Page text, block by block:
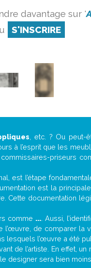
davantage sur '
S'INSCRIRE
, etc. ? Ou
à l’esprit que les
priseurs
est l’étape
est la
Cette documentation
comme .... Aussi,
l’œuvre, de comparer la
lesquels l’œuvre a été
de l’artiste. En effet,
designer sera bien